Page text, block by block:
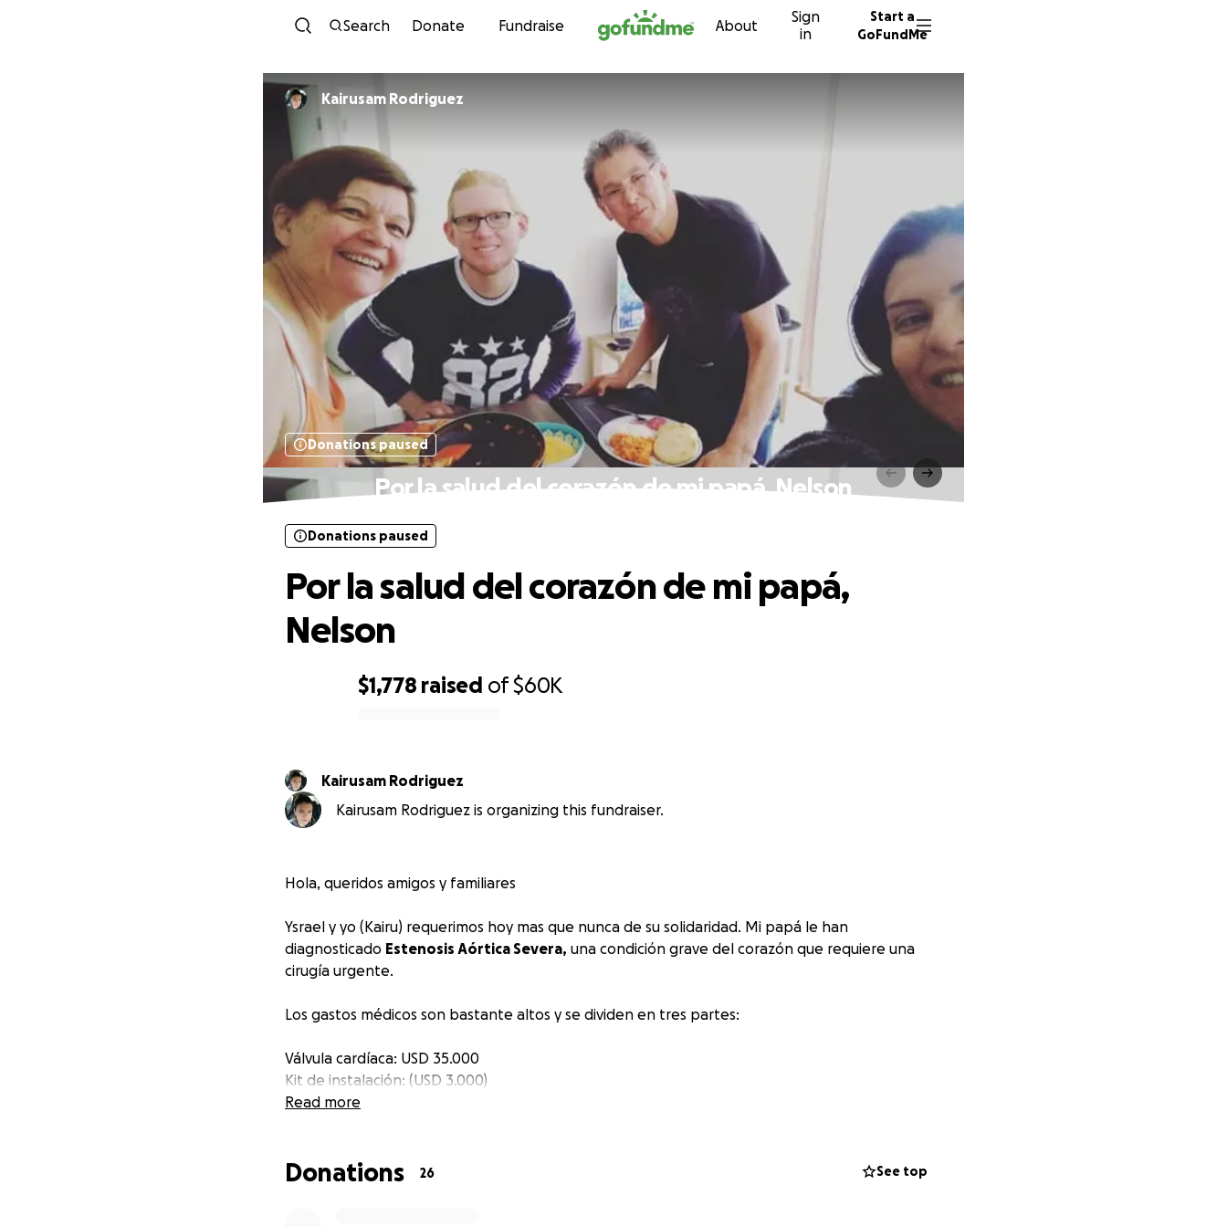
Skip to content
Search Donate Fundraise About
Sign
in
Start a
GoFundMe
Kairusam Rodriguez
Donations paused
Por la salud del corazón de mi papá, Nelson
$1,778 raised of$60K
Donations paused
Por la salud del corazón de mi papá,
Nelson
Kairusam Rodriguez
Kairusam Rodriguez is organizing this fundraiser.
Hola, queridos amigos y familiares
Ysrael y yo (Kairu) requerimos hoy mas que nunca de su solidaridad. Mi papá le han
diagnosticado Estenosis Aórtica Severa, una condición grave del corazón que requiere una
cirugía urgente.
Los gastos médicos son bastante altos y se dividen en tres partes:
Válvula cardíaca: USD 35.000
Kit de instalación: (USD 3.000)
Hospitalización, exámenes y postoperatorio: USD 20.000
necesitamos ayuda
Read more
Donations 26 See top